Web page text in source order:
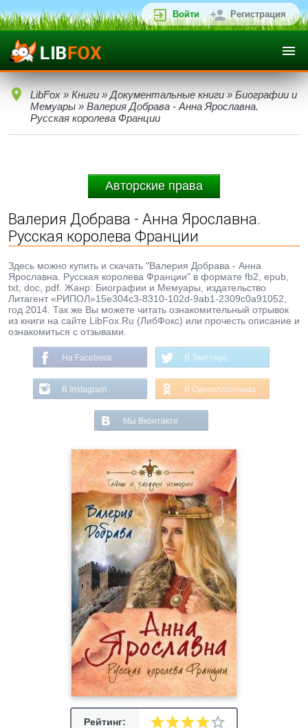
Войти Регистрация
LibFox » Книги » Документальные книги » Биографии и
Мемуары » Валерия Добрава - Анна Ярославна.
Русская королева Франции
Авторские права
Валерия Добрава - Анна Ярославна.
Русская королева Франции
Здесь можно купить и скачать "Валерия Добрава - Анна
Ярославна. Русская королева Франции" в формате fb2, epub,
txt, doc, pdf. Жанр: Биографии и Мемуары, издательство
Литагент «РИПОЛ»15e304c3-8310-102d-9ab1-2309c0a91052,
год 2014. Так же Вы можете читать ознакомительный отрывок
из книги на сайте LibFox.Ru (ЛибФокс) или прочесть описание и
ознакомиться с отзывами.
На Facebook В Твиттере
В Instagram В Одноклассниках
Мы Вконтакте
Рейтинг: